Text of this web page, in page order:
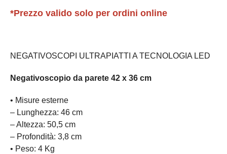
*Prezzo valido solo per ordini online
NEGATIVOSCOPI ULTRAPIATTI A TECNOLOGIA LED
Negativoscopio da parete 42 x 36 cm
• Misure esterne
– Lunghezza: 46 cm
– Altezza: 50,5 cm
– Profondità: 3,8 cm
• Peso: 4 Kg